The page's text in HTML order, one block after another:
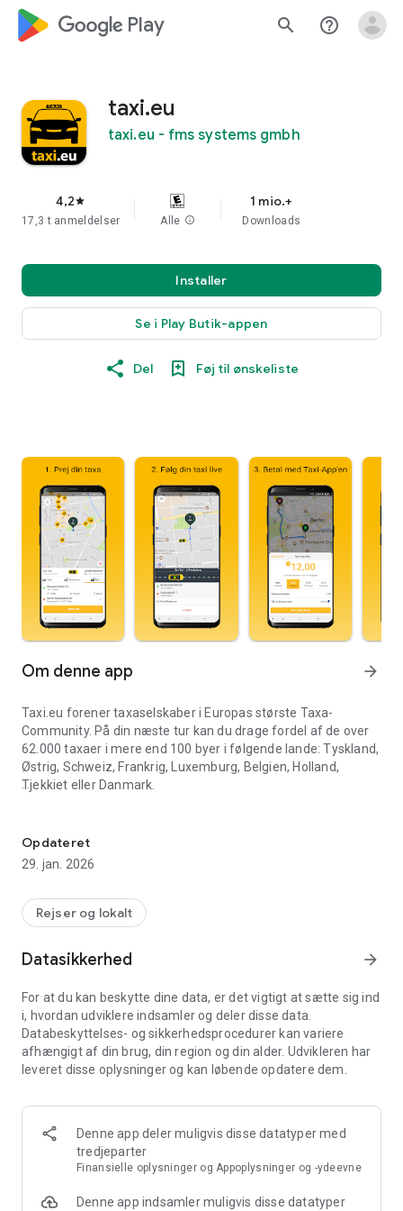
google_logo Play search help_outline
taxi.eu
taxi.eu - fms systems gmbh
4,2star
17,3 t anmeldelser Alle info
1 mio.+
Downloads
Installer
Se i Play Butik-appen
Del Føj til ønskeliste
Om denne app arrow_forward
Taxi.eu forener taxaselskaber i Europas største Taxa-
Community. På din næste tur kan du drage fordel af de over
62.000 taxaer i mere end 100 byer i følgende lande: Tyskland,
Østrig, Schweiz, Frankrig, Luxemburg, Belgien, Holland,
Tjekkiet eller Danmark.
Taxa-Community og kommer nu enklere, hurtigere og mere
pålideligt til din destination.
Din estimerede kørselspris vises
Du kan vælge efter ønske!
3.Din taxa henter dig!
Følg med i din taxas kørsel og brug ventetiden optimalt!
4.Betal med Taxi-App’en!
Din endegyldige kørselspris vises i displayet og du betaler
5.Vurdér din tur!
Med din feedback stemmer de taxaer, vi tilbyder dig bedre
overens med dine ønsker!
6.Kontakt vores kundeservice, hvis der opstår en situation!
Opdateret
29. jan. 2026
Rejser og lokalt
Datasikkerhed arrow_forward
For at du kan beskytte dine data, er det vigtigt at sætte sig ind
i, hvordan udviklere indsamler og deler disse data.
Databeskyttelses- og sikkerhedsprocedurer kan variere
afhængigt af din brug, din region og din alder. Udvikleren har
leveret disse oplysninger og kan løbende opdatere dem.
Denne app deler muligvis disse datatyper med
tredjeparter
Finansielle oplysninger og Appoplysninger og -ydeevne
Denne app indsamler muligvis disse datatyper